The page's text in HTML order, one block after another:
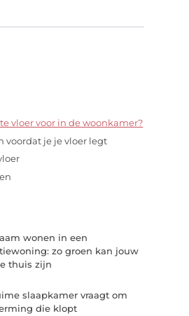
vloer voor in de woonkamer?
voordat je je vloer legt
wonen in een
zo groen kan jouw
thuis zijn
slaapkamer vraagt om
die klopt